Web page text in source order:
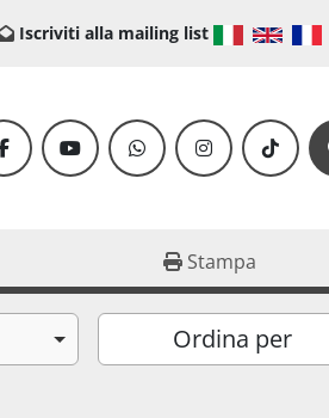
Iscriviti alla mailing list
facebookyoutubewhatsappinstagramtiktok
Stampa
Ordina per